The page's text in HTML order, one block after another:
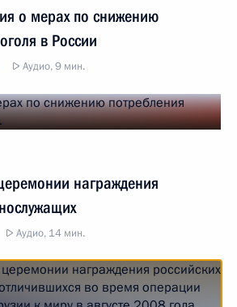
о мерах по снижению
в России
Аудио, 9 мин.
награждения
Аудио, 14 мин.